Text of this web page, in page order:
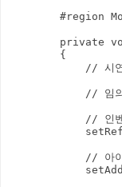
#region
private
        {
// 시
// 임의
// 인벤
// 아